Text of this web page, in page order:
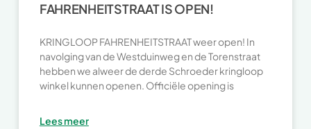
FAHRENHEITSTRAAT IS OPEN!
KRINGLOOP FAHRENHEITSTRAAT weer open! In
navolging van de Westduinweg en de Torenstraat
hebben we alweer de derde Schroeder kringloop
winkel kunnen openen. Officiële opening is
Lees meer